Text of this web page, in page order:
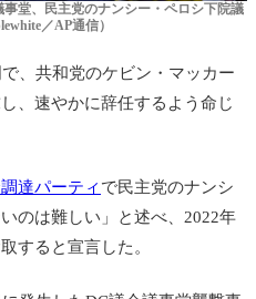
堂、民主党のナンシー・ペロシ下院議
／AP通信）
、共和党のケビン・マッカー
、速やかに辞任するよう命じ
達パーティ で民主党のナンシ
のは難しい」と述べ、2022年
すると宣言した。